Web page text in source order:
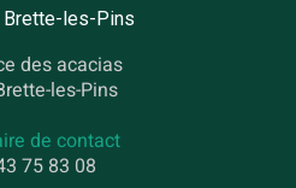
Brette-les-Pins
des acacias
les-Pins
de contact
75 83 08